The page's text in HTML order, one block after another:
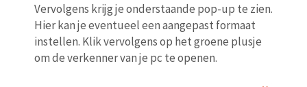
Vervolgens krijg je onderstaande pop-up te zien.
Hier kan je eventueel een aangepast formaat
instellen. Klik vervolgens op het groene plusje
om de verkenner van je pc te openen.